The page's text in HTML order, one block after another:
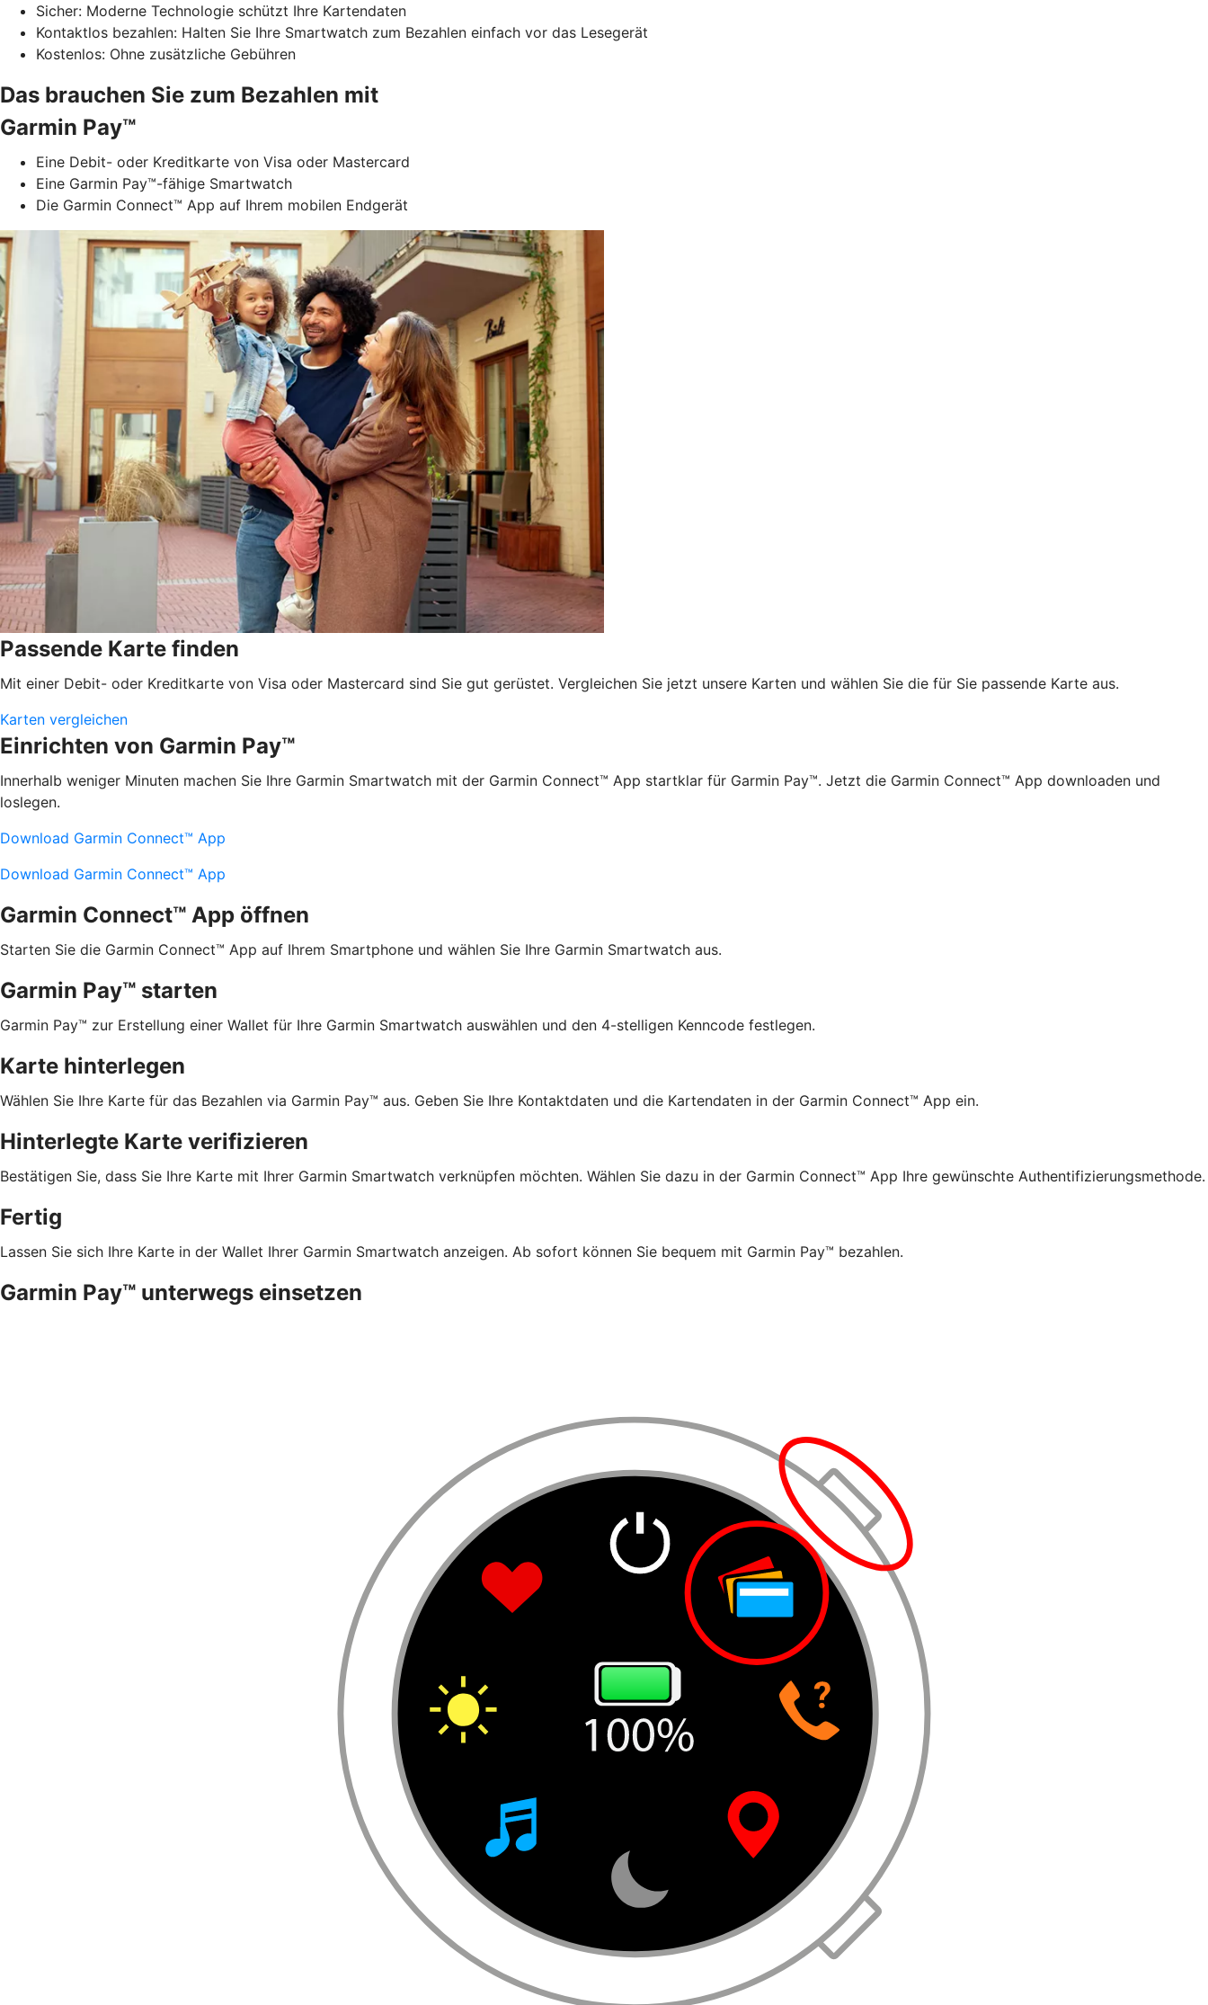
Sicher: Moderne Technologie schützt Ihre Kartendaten
Kontaktlos bezahlen: Halten Sie Ihre Smartwatch zum Bezahlen einfach vor das Lesegerät
Kostenlos: Ohne zusätzliche Gebühren
Das brauchen Sie zum Bezahlen mit
Garmin Pay™
Eine Debit- oder Kreditkarte von Visa oder Mastercard
Eine Garmin Pay™-fähige Smartwatch
Die Garmin Connect™ App auf Ihrem mobilen Endgerät
Passende Karte finden
Mit einer Debit- oder Kreditkarte von Visa oder Mastercard sind Sie gut gerüstet. Vergleichen Sie jetzt unsere Karten und wählen Sie die für Sie passende Karte aus.
Karten vergleichen
Einrichten von Garmin Pay™
Innerhalb weniger Minuten machen Sie Ihre Garmin Smartwatch mit der Garmin Connect™ App startklar für Garmin Pay™. Jetzt die Garmin Connect™ App downloaden und
loslegen.
Download Garmin Connect™ App
Download Garmin Connect™ App
Garmin Connect™ App öffnen
Starten Sie die Garmin Connect™ App auf Ihrem Smartphone und wählen Sie Ihre Garmin Smartwatch aus.
Garmin Pay™ starten
Garmin Pay™ zur Erstellung einer Wallet für Ihre Garmin Smartwatch auswählen und den 4-stelligen Kenncode festlegen.
Karte hinterlegen
Wählen Sie Ihre Karte für das Bezahlen via Garmin Pay™ aus. Geben Sie Ihre Kontaktdaten und die Kartendaten in der Garmin Connect™ App ein.
Hinterlegte Karte verifizieren
Bestätigen Sie, dass Sie Ihre Karte mit Ihrer Garmin Smartwatch verknüpfen möchten. Wählen Sie dazu in der Garmin Connect™ App Ihre gewünschte Authentifizierungsmethode.
Fertig
Lassen Sie sich Ihre Karte in der Wallet Ihrer Garmin Smartwatch anzeigen. Ab sofort können Sie bequem mit Garmin Pay™ bezahlen.
Garmin Pay™ unterwegs einsetzen